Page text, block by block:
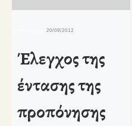
δημοσιευμένο20/09/2012
Έλεγχος της
έντασης της
προπόνησης